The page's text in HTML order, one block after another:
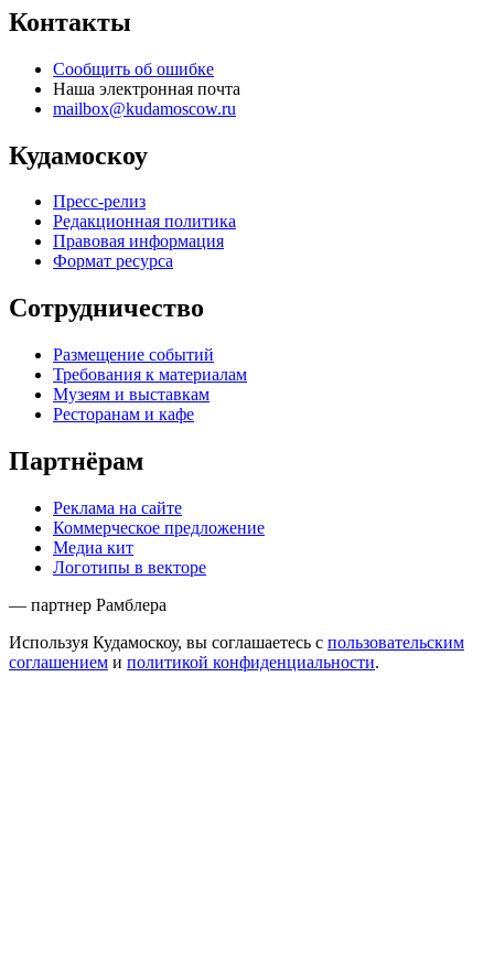
Контакты
Сообщить об ошибке
Наша электронная почта
mailbox@kudamoscow.ru
Кудамоскоу
Пресс-релиз
Редакционная политика
Правовая информация
Формат ресурса
Сотрудничество
Размещение событий
Требования к материалам
Музеям и выставкам
Ресторанам и кафе
Партнёрам
Реклама на сайте
Коммерческое предложение
Медиа кит
Логотипы в векторе
— партнер Рамблера
Используя Кудамоскоу, вы соглашаетесь с пользовательским
соглашением и политикой конфиденциальности.